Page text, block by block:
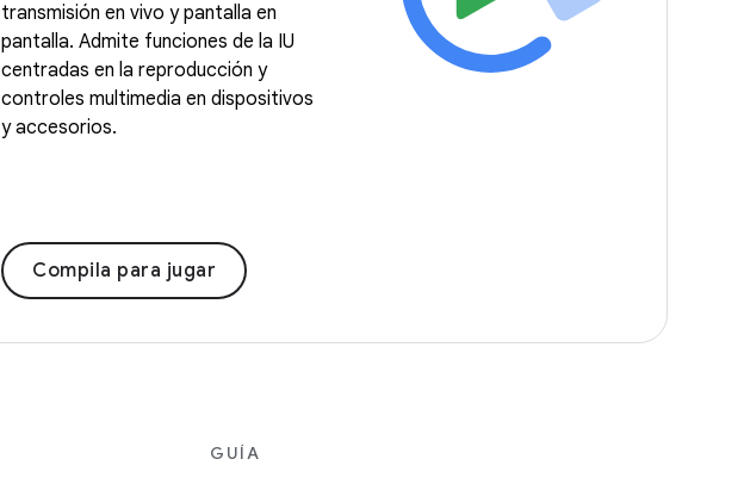
transmisión en vivo y pantalla en
pantalla. Admite funciones de la IU
centradas en la reproducción y
controles multimedia en dispositivos
y accesorios.
Compila para jugar
GUÍA